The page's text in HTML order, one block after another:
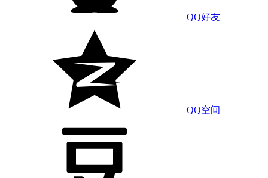
QQ好友
QQ空间